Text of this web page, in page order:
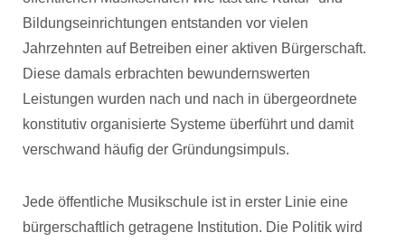
Bildungseinrichtungen entstanden vor vielen
Jahrzehnten auf Betreiben einer aktiven Bürgerschaft.
Diese damals erbrachten bewundernswerten
Leistungen wurden nach und nach in übergeordnete
konstitutiv organisierte Systeme überführt und damit
verschwand häufig der Gründungsimpuls.
Jede öffentliche Musikschule ist in erster Linie eine
bürgerschaftlich getragene Institution. Die Politik wird